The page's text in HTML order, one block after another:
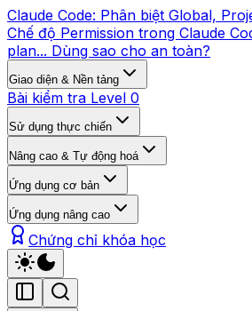
Claude Code: Phân biệt Global,
Chế độ Permission trong Claude
plan... Dùng sao cho an toàn?
Giao diện & Nền tảng
Bài kiểm tra Level 0
Sử dụng thực chiến
Nâng cao & Tự động hoá
Ứng dụng cơ bản
Ứng dụng nâng cao
Chứng chỉ khóa học